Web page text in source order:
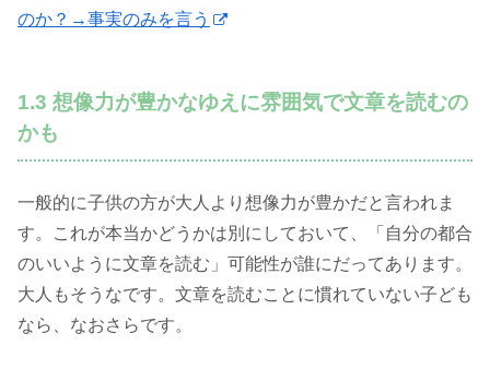
のか？→事実のみを言う
1.3 想像力が豊かなゆえに雰囲気で文章を読むの
かも
一般的に子供の方が大人より想像力が豊かだと言われま
す。これが本当かどうかは別にしておいて、「自分の都合
のいいように文章を読む」可能性が誰にだってあります。
大人もそうなです。文章を読むことに慣れていない子ども
なら、なおさらです。